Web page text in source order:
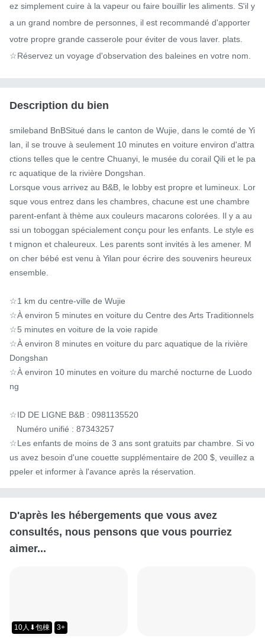
ez simplement cuire à la vapeur ou faire bouillir les aliments. S'il y
a un grand nombre de personnes, il est recommandé d'apporter
votre propre grande casserole pour éviter de vous laver. plats.
☆Réservez un voyage d'observation des baleines en votre nom.
Description du bien
smileband BnBSitué dans le canton de Wujie, dans le comté de Yi
lan, il se trouve à seulement 10 minutes en voiture environ d'attra
ctions telles que le centre Chuanyi, le musée du corail Qili et le pa
rc aquatique de la rivière Dongshan.
Lorsque vous arrivez au B&B, le lobby est propre et lumineux. Lor
sque vous entrez dans les chambres, chacune est une chambre
parent-enfant à thème aux couleurs macarons colorées. Il y a au
ssi un toboggan spécialement conçu pour les enfants. Le style es
t mignon et chaleureux. Les parents sont invités à les amener. M
on cher bébé est venu à Yilan pour écrire des souvenirs heureux
ensemble.
☆1 km du centre-ville de Wujie
☆À environ 5 minutes en voiture du Centre des Arts Traditionnels
☆5 minutes en voiture de la voie rapide
☆À environ 8 minutes en voiture du parc aquatique de la rivière
Dongshan
☆À environ 10 minutes en voiture du marché nocturne de Luodo
ng
☆ID DE LIGNE B&B : 0981135520
☆Les enfants de moins de 3 ans sont gratuits par chambre. Si vo
us avez besoin d'une couette supplémentaire de 200 $, veuillez a
ppeler et informer à l'avance après la réservation.
D'après les hébergements que vous avez
consultés, nous pensons que vous pourriez
aimer...
10人⬇包棟 3+